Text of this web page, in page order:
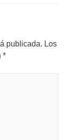
publicada. Los
*